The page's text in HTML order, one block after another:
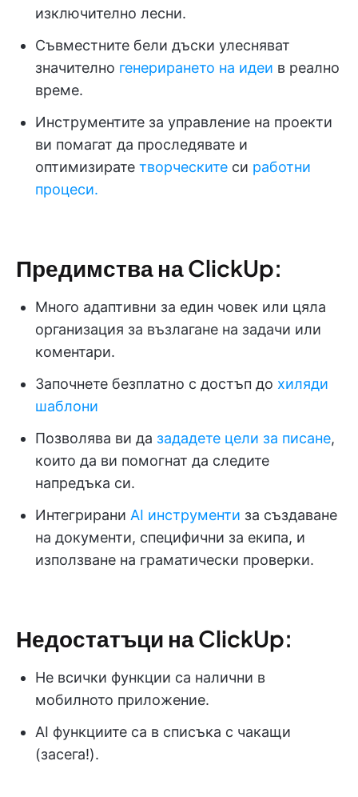
изключително лесни.
Съвместните бели дъски улесняват
значително генерирането на идеи в реално
време.
Инструментите за управление на проекти
ви помагат да проследявате и
оптимизирате творческите си работни
процеси.
Предимства на ClickUp:
Много адаптивни за един човек или цяла
организация за възлагане на задачи или
коментари.
Започнете безплатно с достъп до хиляди
шаблони
Позволява ви да зададете цели за писане,
които да ви помогнат да следите
напредъка си.
Интегрирани AI инструменти за създаване
на документи, специфични за екипа, и
използване на граматически проверки.
Недостатъци на ClickUp:
Не всички функции са налични в
мобилното приложение.
AI функциите са в списъка с чакащи
(засега!).